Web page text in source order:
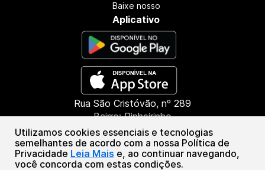
Utilizamos cookies essenciais e tecnologias
semelhantes de acordo com a nossa Política de
Privacidade Leia Mais e, ao continuar navegando,
você concorda com estas condições.
Rua São Cristóvão, nº 289
Bairro: Pinheirinho
CEP: 85603-660
Francisco Beltrão - PR
(46) 3151-1388
Baixe nosso
Aplicativo